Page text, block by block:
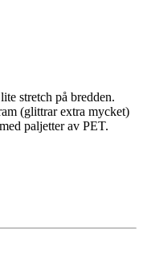
stretch på bredden.
(glittrar extra mycket)
paljetter av PET.